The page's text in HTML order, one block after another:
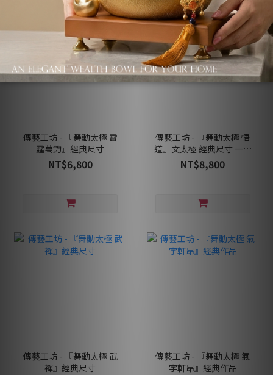
傳藝工坊 - 『舞動太極 雷
霆萬鈞』經典尺寸
NT$6,800
傳藝工坊 - 『舞動太極 悟
道』文太極 經典尺寸 一對
收藏
NT$8,800
傳藝工坊 - 『舞動太極 武
禪』經典尺寸
傳藝工坊 - 『舞動太極 氣
宇軒昂』經典作品